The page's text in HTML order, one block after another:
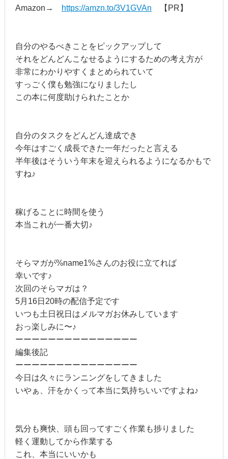
Amazon→
https://amzn.to/3V1GVAn 【PR】
自分のやるべきことをピックアップして
それをどんどんこなせるようにするための考え方が
非常にわかりやすくまとめられていて
すっごく僕も勉強になりましたし
この本に何度助けられたことか
自分のタスクをどんどん達成でき
今年はすごく成長できた一年だったと言える
半年後はそういう年末を迎えられるようになるかもで
すね♪
稼げることに時間を使う
本当これが一番大切♪
そらマガが%name1%さんのお役に立てれば
幸いです♪
次回のそらマガは？
5月16日20時の配信予定です
いつも土日祝日はメルマガお休みしています
おっ楽しみに〜♪
ーーーーーーーーーーーーーーー
編集後記
ーーーーーーーーーーーーーーー
今日は久々にランニングをしてきました
いやぁ、汗をかくって本当に気持ちいいですよね♪
気分も爽快、頭も回ってすごく作業も捗りました
軽く運動してから作業する
これ、本当にいいかも